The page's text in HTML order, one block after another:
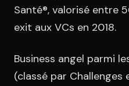
Connexion
Santé®, valorisé entre
exit aux VCs en 2018.
Business angel parmi
(classé par Challenges